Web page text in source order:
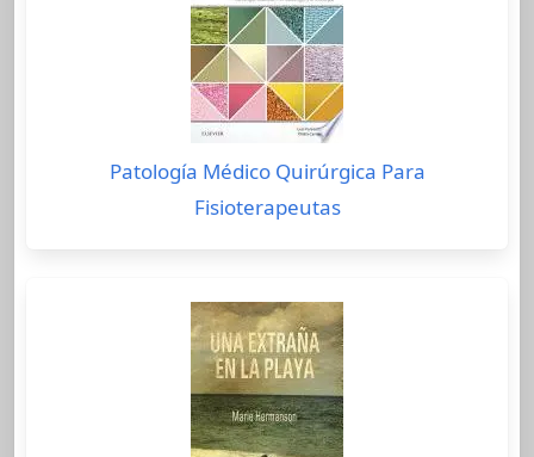
Patología Médico Quirúrgica Para
Fisioterapeutas